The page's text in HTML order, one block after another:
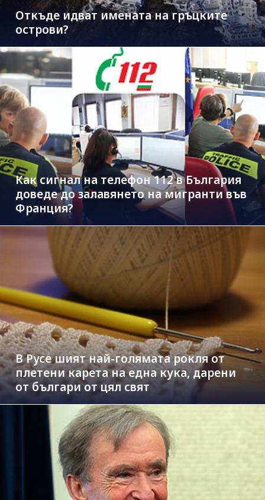
Откъде идват имената на гръцките
острови?
Как сигнал на телефон 112 в България
доведе до залавянето на мигранти във
Франция?
В Русе шият най-голямата рокля от
плетени карета на една кука, дарени
от българи от цял свят